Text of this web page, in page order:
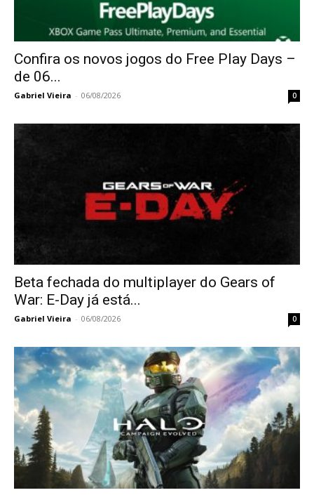
Confira os novos jogos do Free Play Days –
de 06...
Gabriel Vieira - 06/08/2026 0
Beta fechada do multiplayer do Gears of
War: E-Day já está...
Gabriel Vieira - 06/08/2026 0